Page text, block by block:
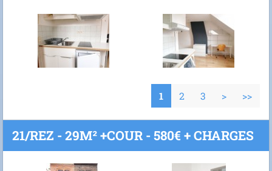
1 2 3 > >>
21/REZ - 29M² +COUR - 580€ + CHARGES